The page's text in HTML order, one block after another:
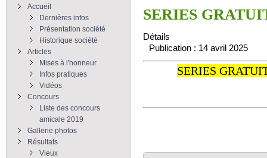
Accueil
Dernières infos
Présentation société
Historique société
Articles
Mises à l'honneur
Infos pratiques
Vidéos
Concours
Liste des concours
amicale 2019
Gallerie photos
Résultats
Vieux
SERIES
Détails
Publication : 14 avril 2025
SERIES